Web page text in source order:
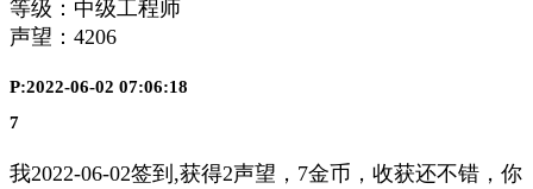
等级：中级工程师
声望： 4206
P:2022-06-02 07:06:18
7
我2022-06-02签到,获得2声望，7金币，收获还不错，你